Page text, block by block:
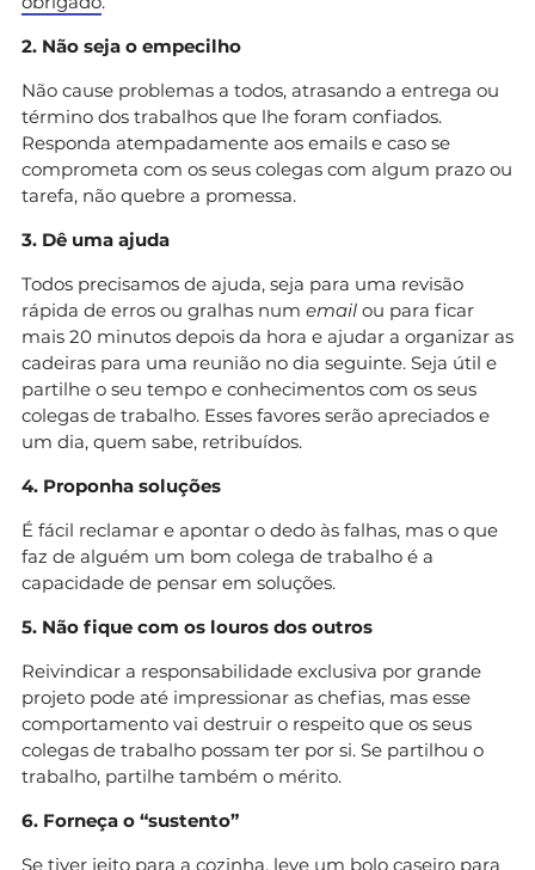
2. Não seja o empecilho
Não cause problemas a todos, atrasando a entrega ou
término dos trabalhos que lhe foram confiados.
Responda atempadamente aos emails e caso se
comprometa com os seus colegas com algum prazo ou
tarefa, não quebre a promessa.
3. Dê uma ajuda
Todos precisamos de ajuda, seja para uma revisão
rápida de erros ou gralhas num email ou para ficar
mais 20 minutos depois da hora e ajudar a organizar as
cadeiras para uma reunião no dia seguinte. Seja útil e
partilhe o seu tempo e conhecimentos com os seus
colegas de trabalho. Esses favores serão apreciados e
um dia, quem sabe, retribuídos.
4. Proponha soluções
É fácil reclamar e apontar o dedo às falhas, mas o que
faz de alguém um bom colega de trabalho é a
capacidade de pensar em soluções.
5. Não fique com os louros dos outros
Reivindicar a responsabilidade exclusiva por grande
projeto pode até impressionar as chefias, mas esse
comportamento vai destruir o respeito que os seus
colegas de trabalho possam ter por si. Se partilhou o
trabalho, partilhe também o mérito.
6. Forneça o “sustento”
Se tiver jeito para a cozinha, leve um bolo caseiro para